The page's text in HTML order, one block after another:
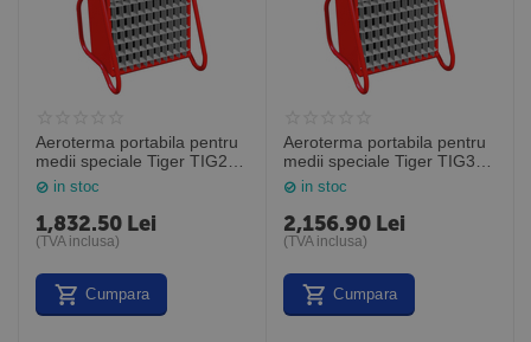
Aeroterma portabila pentru
medii speciale Tiger TIG21,
2 kW, Frico Suedia
in stoc
1,832.50 Lei
(TVA inclusa)
Cumpara
Aeroterma portabila pentru
medii speciale Tiger TIG31,
3 kW, Frico Suedia
in stoc
2,156.90 Lei
(TVA inclusa)
Cumpara